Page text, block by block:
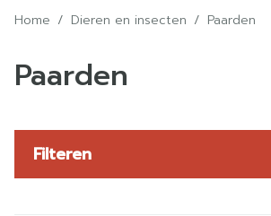
Home / Dieren en insecten / Paarden
Paarden
Filteren